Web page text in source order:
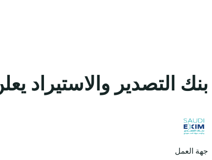
بنك التصدير والاستيراد
جهة العمل